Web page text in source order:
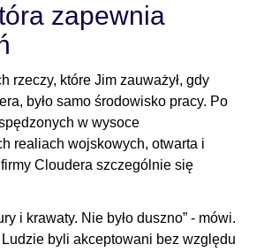
zapewnia
rzeczy, które Jim zauważył, gdy
było samo środowisko pracy. Po
w wysoce
realiach wojskowych, otwarta i
Cloudera szczególnie się
i krawaty. Nie było duszno” - mówi.
Ludzie byli akceptowani bez względu